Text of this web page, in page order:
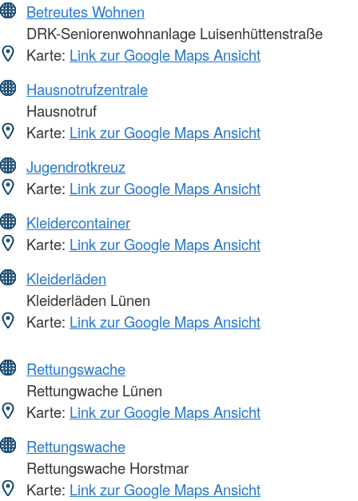
Betreutes Wohnen
DRK-Seniorenwohnanlage Luisenhüttenstraße
Karte: Link zur Google Maps Ansicht
Hausnotrufzentrale
Hausnotruf
Karte: Link zur Google Maps Ansicht
Jugendrotkreuz
Karte: Link zur Google Maps Ansicht
Kleidercontainer
Karte: Link zur Google Maps Ansicht
Kleiderläden
Kleiderläden Lünen
Karte: Link zur Google Maps Ansicht
Rettungswache
Rettungwache Lünen
Karte: Link zur Google Maps Ansicht
Rettungswache
Rettungswache Horstmar
Karte: Link zur Google Maps Ansicht